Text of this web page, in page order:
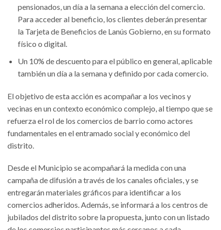
pensionados, un día a la semana a elección del comercio.
Para acceder al beneficio, los clientes deberán presentar
la Tarjeta de Beneficios de Lanús Gobierno, en su formato
físico o digital.
Un 10% de descuento para el público en general, aplicable
también un día a la semana y definido por cada comercio.
El objetivo de esta acción es acompañar a los vecinos y
vecinas en un contexto económico complejo, al tiempo que se
refuerza el rol de los comercios de barrio como actores
fundamentales en el entramado social y económico del
distrito.
Desde el Municipio se acompañará la medida con una
campaña de difusión a través de los canales oficiales, y se
entregarán materiales gráficos para identificar a los
comercios adheridos. Además, se informará a los centros de
jubilados del distrito sobre la propuesta, junto con un listado